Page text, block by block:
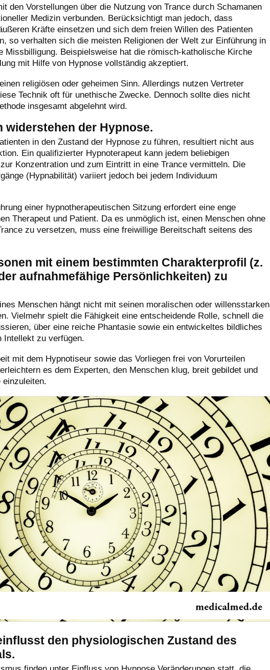
den Vorstellungen über die Nutzung von Trance durch Schamanen
Medizin verbunden. Berücksichtigt man jedoch, dass
Kräfte einsetzen und sich dem freien Willen des Patienten
so verhalten sich die meisten Religionen der Welt zur Einführung in
Missbilligung. Beispielsweise hat die römisch-katholische Kirche
mit Hilfe von Hypnose vollständig akzeptiert.
religiösen oder geheimen Sinn. Allerdings nutzen Vertreter
Technik oft für unethische Zwecke. Dennoch sollte dies nicht
insgesamt abgelehnt wird.
widerstehen der Hypnose.
in den Zustand der Hypnose zu führen, resultiert nicht aus
Ein qualifizierter Hypnoterapeut kann jedem beliebigen
Konzentration und zum Eintritt in eine Trance vermitteln. Die
(Hypnabilität) variiert jedoch bei jedem Individuum
einer hypnotherapeutischen Sitzung erfordert eine enge
Therapeut und Patient. Da es unmöglich ist, einen Menschen ohne
zu versetzen, muss eine freiwillige Bereitschaft seitens des
mit einem bestimmten Charakterprofil (z.
aufnahmefähige Persönlichkeiten) zu
Menschen hängt nicht mit seinen moralischen oder willensstarken
Vielmehr spielt die Fähigkeit eine entscheidende Rolle, schnell die
über eine reiche Phantasie sowie ein entwickeltes bildliches
Intellekt zu verfügen.
mit dem Hypnotiseur sowie das Vorliegen frei von Vorurteilen
es dem Experten, den Menschen klug, breit gebildet und
einzuleiten.
den physiologischen Zustand des